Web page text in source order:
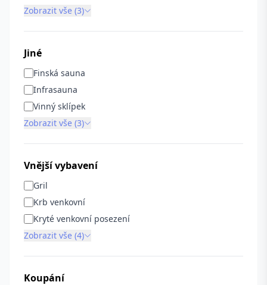
Zobrazit vše (3)
Jiné
Finská sauna
Infrasauna
Vinný sklípek
Zobrazit vše (3)
Vnější vybavení
Gril
Krb venkovní
Kryté venkovní posezení
Zobrazit vše (4)
Koupání